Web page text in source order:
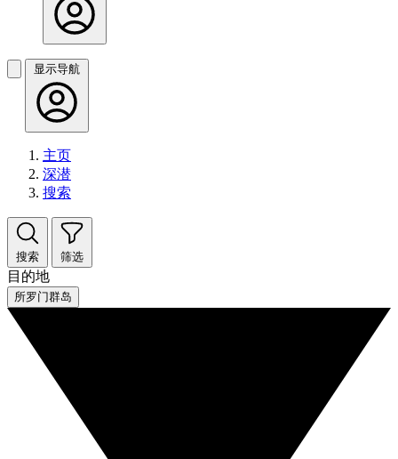
显示导航
主页
深潜
搜索
搜索 筛选
目的地
所罗门群岛